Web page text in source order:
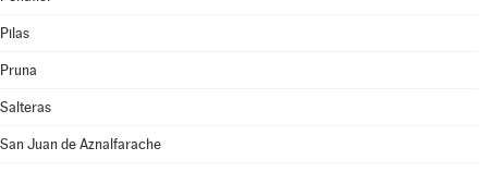
Pilas
Pruna
Salteras
San Juan de Aznalfarache